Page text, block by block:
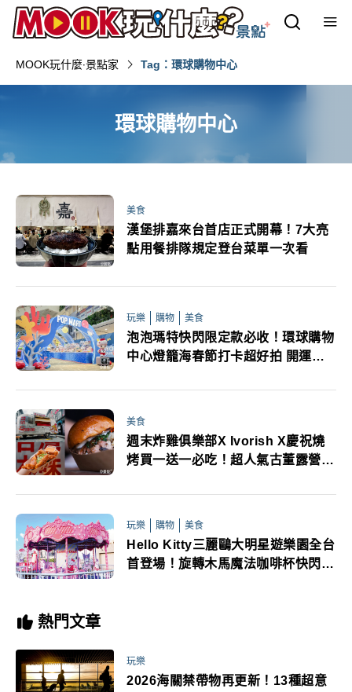
MOOK玩什麼‧景點家 Tag：環球購物中心
環球購物中心
美食
漢堡排嘉來台首店正式開幕！7大亮
點用餐排隊規定登台菜單一次看
玩樂 購物 美食
泡泡瑪特快閃限定款必收！環球購物
中心燈籠海春節打卡超好拍 開運大
美食
週末炸雞俱樂部X Ivorish X慶祝燒
烤買一送一必吃！超人氣古董露營車
玩樂 購物 美食
Hello Kitty三麗鷗大明星遊樂園全台
首登場！旋轉木馬魔法咖啡杯快閃店
熱門文章
玩樂
2026海關禁帶物再更新！13種超意